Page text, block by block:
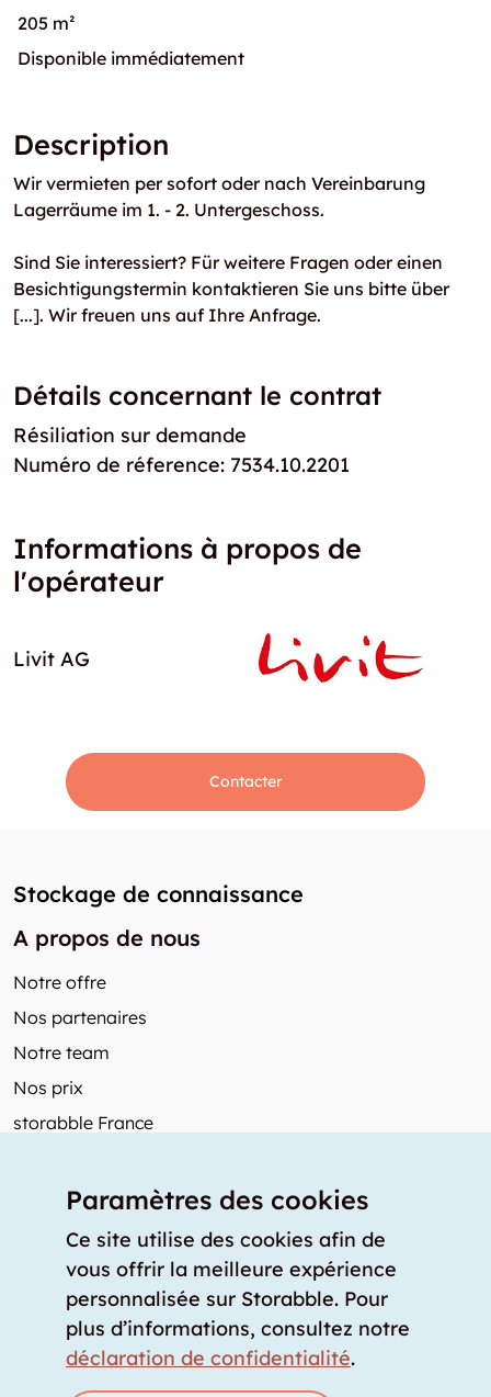
205 m²
Disponible immédiatement
Description
Wir vermieten per sofort oder nach Vereinbarung
Lagerräume im 1. - 2. Untergeschoss.
Sind Sie interessiert? Für weitere Fragen oder einen
Besichtigungstermin kontaktieren Sie uns bitte über
[...]. Wir freuen uns auf Ihre Anfrage.
Détails concernant le contrat
Résiliation sur demande
Numéro de réference: 7534.10.2201
Informations à propos de
l'opérateur
Livit AG
Contacter
Stockage de connaissance
A propos de nous
Notre offre
Nos partenaires
Notre team
Nos prix
storabble France
Articles de presse
Comment calculer la capacité d'un garde-meuble?
Quel est le tarif moyen d'un garde-meuble?
Pour fournisseurs de stockage
Paramètres des cookies
Ce site utilise des cookies afin de
vous offrir la meilleure expérience
personnalisée sur Storabble. Pour
plus d’informations, consultez notre
déclaration de confidentialité.